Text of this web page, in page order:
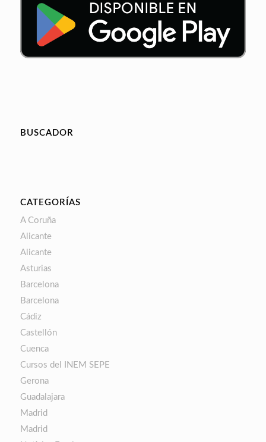
BUSCADOR
CATEGORÍAS
A Coruña
Alicante
Alicante
Asturias
Barcelona
Barcelona
Cádiz
Castellón
Cuenca
Cursos del INEM SEPE
Gerona
Guadalajara
Madrid
Madrid